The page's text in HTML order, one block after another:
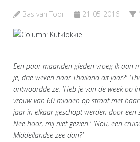
Bas van Toor 21-05-2016
Een paar maanden gleden vroeg ik aan
je, drie weken naar Thailand dit jaar?'
antwoordde ze. 'Heb je van de week op
vrouw van 60 midden op straat met
jaar in elkaar geschopt werden door een
Nee hoor, mij niet gezien.' 'Nou, een
Middellandse zee dan?'